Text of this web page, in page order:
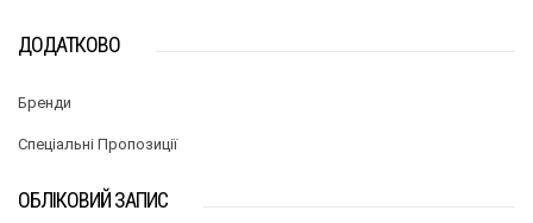
ДОДАТКОВО
Бренди
Спеціальні Пропозиції
ОБЛІКОВИЙ ЗАПИС